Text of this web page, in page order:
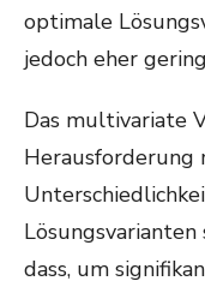
optimale
jedoch eher
Das multivariate
Herausforderung
dass, um